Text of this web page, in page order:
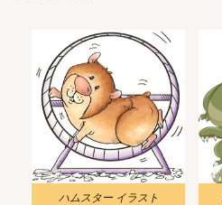
ハムスター イラスト